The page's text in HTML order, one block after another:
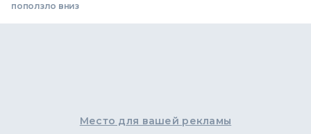
поползло вниз
Место для вашей рекламы